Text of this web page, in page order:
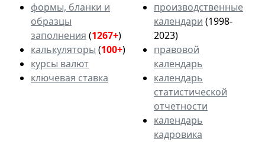
формы, бланки и
образцы
заполнения (1267+)
калькуляторы (100+)
курсы валют
ключевая ставка
производственные
календари (1998-
2023)
правовой
календарь
календарь
статистической
отчетности
календарь
кадровика